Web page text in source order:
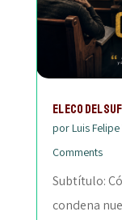
El Eco del
porLuis
Comments
Subtítulo:
condena